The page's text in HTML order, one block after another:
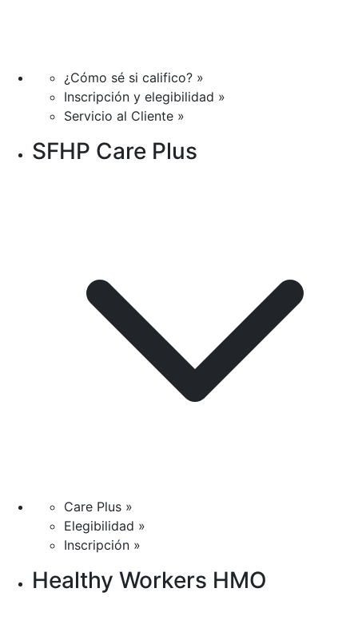
¿Cómo sé si califico? »
Inscripción y elegibilidad »
Servicio al Cliente »
SFHP Care Plus
Care Plus »
Elegibilidad »
Inscripción »
Healthy Workers HMO